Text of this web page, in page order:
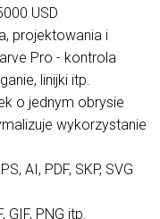
USD
projektowania i
Pro - kontrola
linijki itp.
o jednym obrysie
wykorzystanie
AI, PDF, SKP, SVG
GIF, PNG itp.